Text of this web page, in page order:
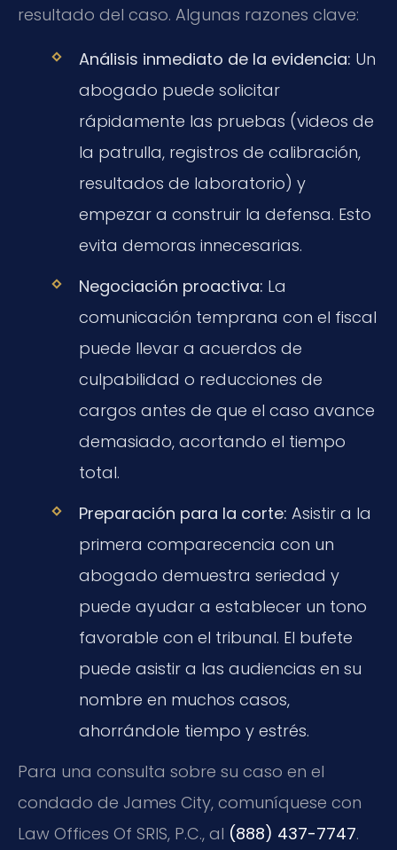
resultado del caso. Algunas razones clave:
Análisis inmediato de la evidencia: Un
abogado puede solicitar
rápidamente las pruebas (videos de
la patrulla, registros de calibración,
resultados de laboratorio) y
empezar a construir la defensa. Esto
evita demoras innecesarias.
Negociación proactiva: La
comunicación temprana con el fiscal
puede llevar a acuerdos de
culpabilidad o reducciones de
cargos antes de que el caso avance
demasiado, acortando el tiempo
total.
Preparación para la corte: Asistir a la
primera comparecencia con un
abogado demuestra seriedad y
puede ayudar a establecer un tono
favorable con el tribunal. El bufete
puede asistir a las audiencias en su
nombre en muchos casos,
ahorrándole tiempo y estrés.
Para una consulta sobre su caso en el
condado de James City, comuníquese con
Law Offices Of SRIS, P.C., al (888) 437-7747.